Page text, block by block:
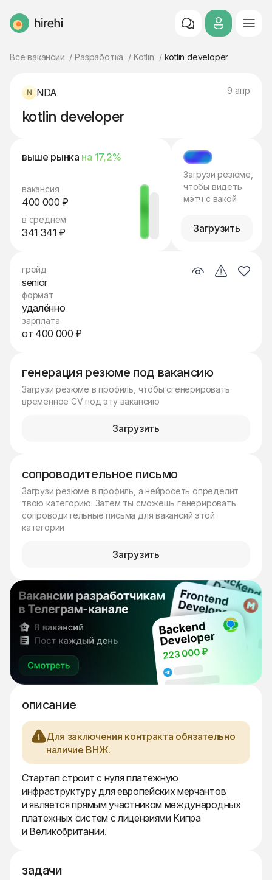
HireHi
Все вакансии Разработка Kotlin kotlin developer
NDA 9 апр
kotlin developer
выше рынка на 17,2%
вакансия
400 000 ₽
в среднем
341 341 ₽
МЭТЧ
Загрузи резюме,
чтобы видеть
мэтч с вакой
Загрузить
генерация резюме под вакансию
Загрузи резюме в профиль, чтобы сгенерировать
временное CV под эту вакансию
Загрузить
сопроводительное письмо
Загрузи резюме в профиль, а нейросеть определит
твою категорию. Затем ты сможешь генерировать
сопроводительные письма для вакансий этой
категории
Загрузить
описание
Для заключения контракта обязательно
наличие ВНЖ.
Стартап строит с нуля платежную
инфраструктуру для европейских мерчантов
и является прямым участником международных
платежных систем с лицензиями Кипра
и Великобритании.
задачи
грейд
senior
формат
удалённо
зарплата
от 400 000 ₽